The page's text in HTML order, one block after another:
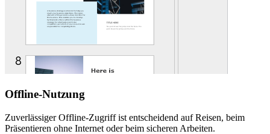
Offline-Nutzung
Zuverlässiger Offline-Zugriff ist entscheidend auf Reisen, beim
Präsentieren ohne Internet oder beim sicheren Arbeiten.